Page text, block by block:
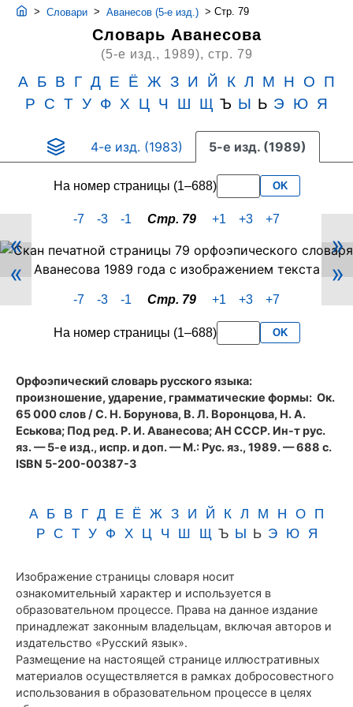
> Словари > Аванесов (5-е изд.) > Стр. 79
Словарь Аванесова
(5-е изд., 1989), стр. 79
А Б В Г Д Е Ё Ж З И Й К Л М Н О
П
Р
С Т У Ф Х Ц Ч Ш Щ Ъ Ы Ь Э Ю Я
4-е изд. (1983) 5-е изд. (1989)
На номер страницы (1–688) OK
-7 -3 -1 Стр. 79 +1 +3 +7
Скан
PDF-
страницы
79
Аванесова
«
»
«
»
-7 -3 -1 Стр. 79 +1 +3 +7
На номер страницы (1–688) OK
Орфоэпический словарь русского языка:
произношение, ударение, грамматические формы: Ок.
65 000 слов / С. Н. Борунова, В. Л. Воронцова, Н. А.
Еськова; Под ред. Р. И. Аванесова; АН СССР. Ин-т рус.
яз. — 5-е изд., испр. и доп. — М.: Рус. яз., 1989. — 688 с.
ISBN 5-200-00387-3
А Б В Г Д Е Ё Ж З И Й К Л М Н О П
Р С Т У Ф Х Ц Ч Ш Щ Ъ Ы Ь Э Ю Я
Изображение страницы словаря носит
ознакомительный характер и используется в
образовательном процессе. Права на данное издание
принадлежат законным владельцам, включая авторов и
издательство «Русский язык».
Размещение на настоящей странице иллюстративных
материалов осуществляется в рамках добросовестного
использования в образовательном процессе в целях